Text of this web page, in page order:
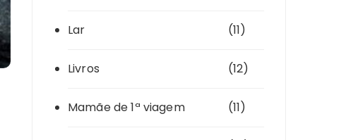
Lar (11)
Livros (12)
Mamãe de 1ª viagem (11)